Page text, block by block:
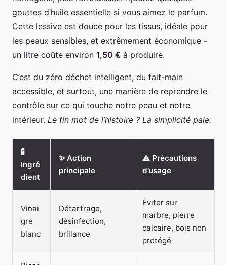
gouttes d’huile essentielle si vous aimez le parfum.
Cette lessive est douce pour les tissus, idéale pour
les peaux sensibles, et extrêmement économique -
un litre coûte environ 1,50 € à produire.
C’est du zéro déchet intelligent, du fait-main
accessible, et surtout, une manière de reprendre le
contrôle sur ce qui touche notre peau et notre
intérieur. Le fin mot de l’histoire ? La simplicité paie.
🧪
Ingré
dient
✨ Action
principale
⚠️ Précautions
d’usage
Vinai
gre
blanc
Détartrage,
désinfection,
brillance
Éviter sur
marbre, pierre
calcaire, bois non
protégé